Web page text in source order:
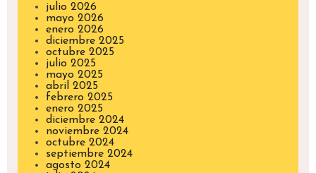
julio 2026
mayo 2026
enero 2026
diciembre 2025
octubre 2025
julio 2025
mayo 2025
abril 2025
febrero 2025
enero 2025
diciembre 2024
noviembre 2024
octubre 2024
septiembre 2024
agosto 2024